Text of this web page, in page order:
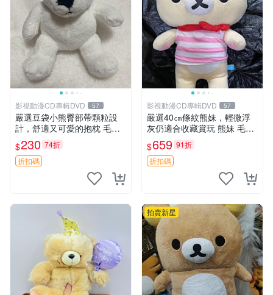
影視動漫CD專輯DVD 57
嚴選豆袋小熊臀部帶顆粒設
計，舒適又可愛的抱枕 毛絨
抱枕、臀部按摩、坐墊
$230 74折
折扣碼
影視動漫CD專輯DVD 57
嚴選40㎝條紋熊妹，輕微浮
灰仍適合收藏賞玩 熊妹 毛絨
玩具 浮雕熊
$659 91折
折扣碼
拍賣新星